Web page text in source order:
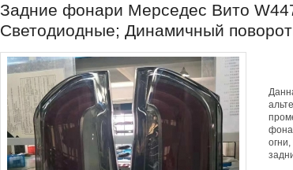
Задние фонари Мерседес Вито
Светодиодные; Динамичный
з